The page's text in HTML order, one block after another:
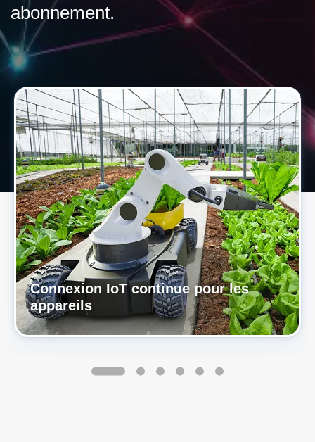
abonnement.
Connexion IoT continue pour les
appareils